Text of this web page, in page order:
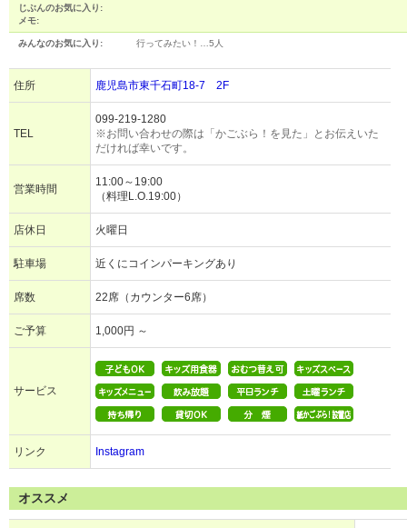
じぶんのお気に入り:
メモ:
みんなのお気に入り: 行ってみたい！… 5人
住所 鹿児島市東千石町18-7 2F
TEL
099-219-1280
※お問い合わせの際は「かごぶら！を見た」とお伝えいた
だければ幸いです。
営業時間
11:00～19:00
（料理L.O.19:00）
店休日 火曜日
駐車場 近くにコインパーキングあり
席数 22席（カウンター6席）
ご予算 1,000円 ～
サービス
リンク Instagram
オススメ